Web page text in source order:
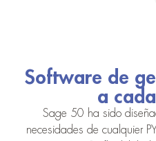
Software de
a
Sage 50 ha sido
necesidades de cualquier